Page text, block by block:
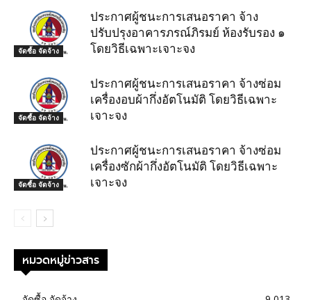
จัดซื้อ จัดจ้าง
ประกาศผู้ชนะการเสนอราคา จ้าง
ปรับปรุงอาคารภรณ์ภิรมย์ ห้องรับรอง ๑
โดยวิธีเฉพาะเจาะจง
จัดซื้อ จัดจ้าง
ประกาศผู้ชนะการเสนอราคา จ้างซ่อม
เครื่องอบผ้ากึ่งอัตโนมัติ โดยวิธีเฉพาะ
เจาะจง
จัดซื้อ จัดจ้าง
ประกาศผู้ชนะการเสนอราคา จ้างซ่อม
เครื่องซักผ้ากึ่งอัตโนมัติ โดยวิธีเฉพาะ
เจาะจง
หมวดหมู่ข่าวสาร